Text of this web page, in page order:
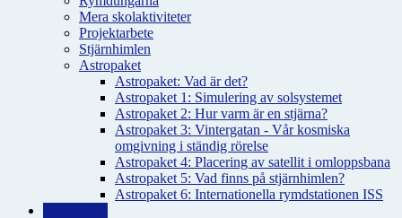
Mera skolaktiviteter
Projektarbete
Stjärnhimlen
Astropaket
Astropaket: Vad är det?
Astropaket 1: Simulering av solsystemet
Astropaket 2: Hur varm är en stjärna?
Astropaket 3: Vintergatan - Vår kosmiska
omgivning i ständig rörelse
Astropaket 4: Placering av satellit i omloppsbana
Astropaket 5: Vad finns på stjärnhimlen?
Astropaket 6: Internationella rymdstationen ISS